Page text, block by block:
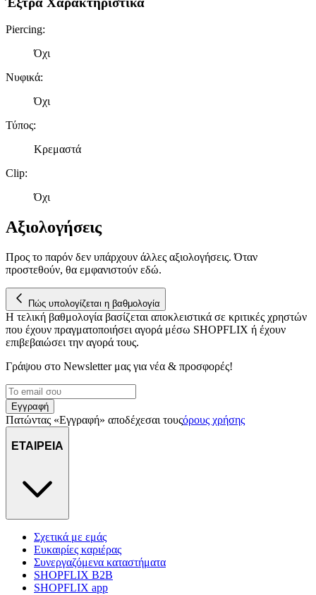
Piercing:
Όχι
Νυφικά:
Όχι
Τύπος:
Κρεμαστά
Clip:
Όχι
Αξιολογήσεις
Προς το παρόν δεν υπάρχουν άλλες αξιολογήσεις. Όταν
προστεθούν, θα εμφανιστούν εδώ.
Πώς υπολογίζεται η βαθμολογία
Η τελική βαθμολογία βασίζεται αποκλειστικά σε κριτικές χρηστών
που έχουν πραγματοποιήσει αγορά μέσω SHOPFLIX ή έχουν
επιβεβαιώσει την αγορά τους.
Γράψου στο Νewsletter μας για νέα & προσφορές!
Εγγραφή
Πατώντας «Εγγραφή» αποδέχεσαι τουςόρους χρήσης
ΕΤΑΙΡΕΙΑ
Σχετικά με εμάς
Ευκαιρίες καριέρας
Συνεργαζόμενα καταστήματα
SHOPFLIX B2B
SHOPFLIX app